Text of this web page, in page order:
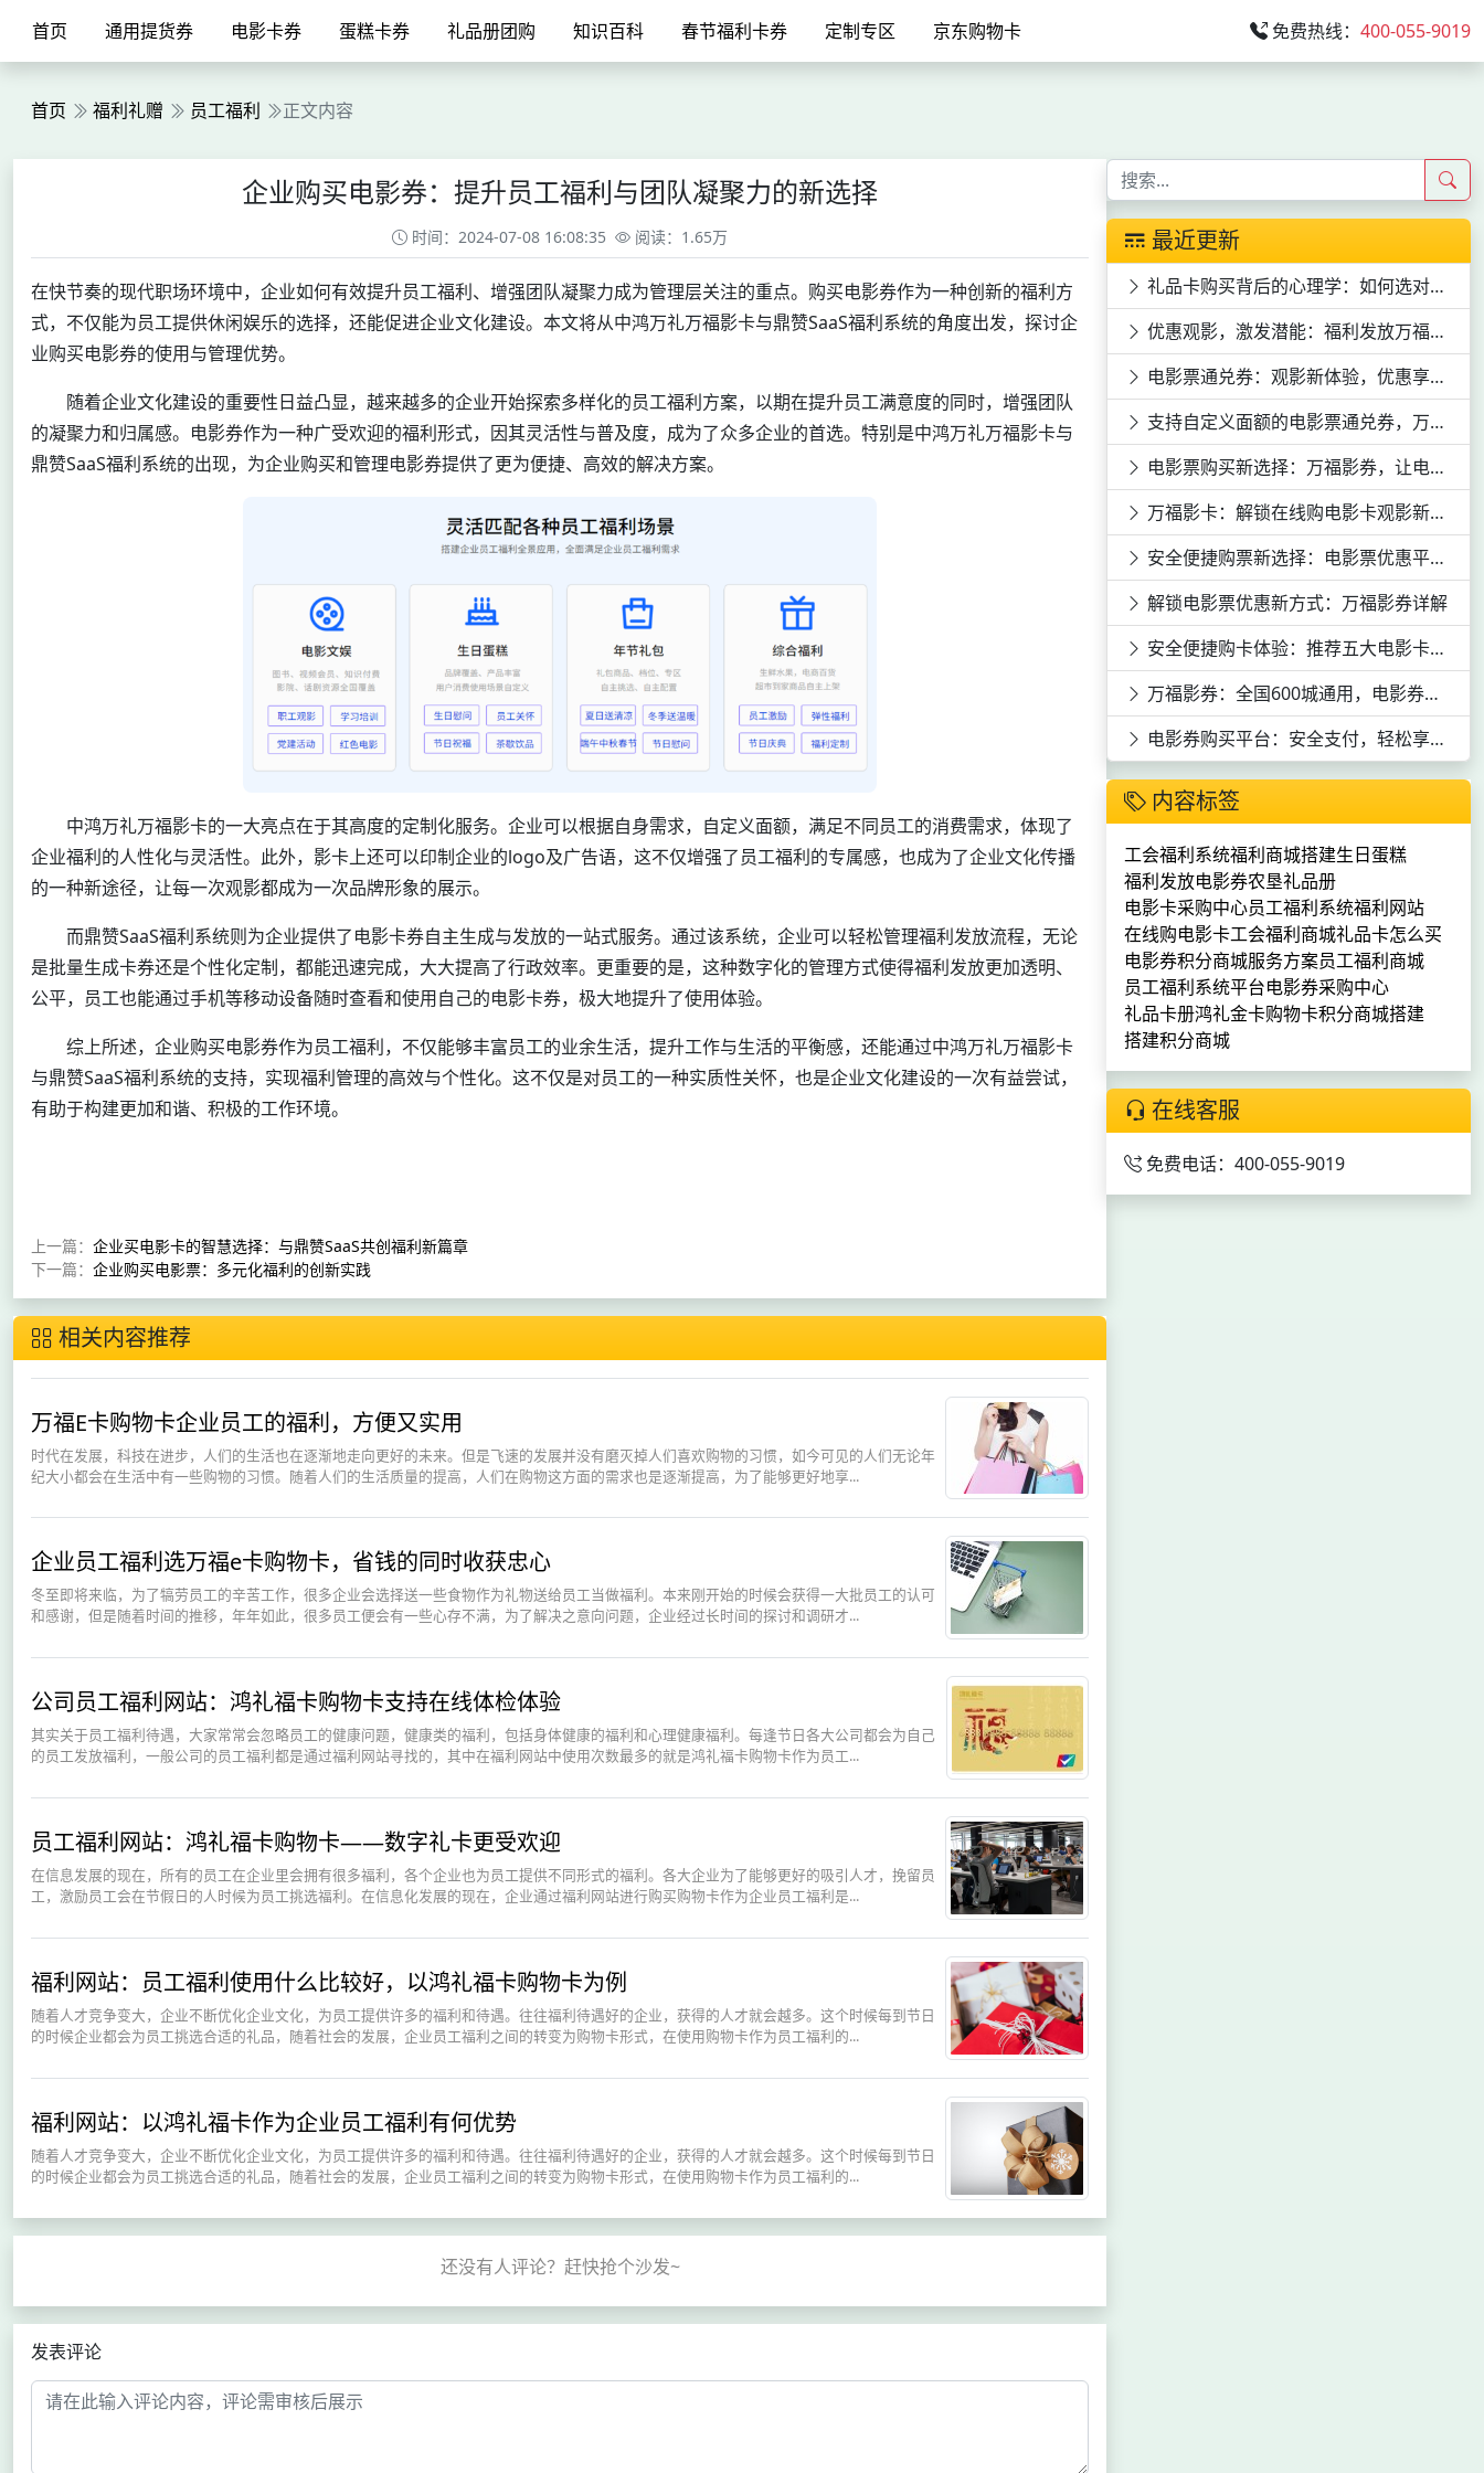
首页 通用提货券 电影卡券 蛋糕卡券 礼品册团购 知识百科 春节福利卡券 定制专区 京东购物卡 免费热线： 400-055-9019
首页 福利礼赠 员工福利 正文内容
企业购买电影券：提升员工福利与团队凝聚力的新选择
时间：2024-07-08 16:08:35 阅读：1.65万
在快节奏的现代职场环境中，企业如何有效提升员工福利、增强团队凝聚力成为管理层关注的重点。购买电影券作为一种创新的福利方
式，不仅能为员工提供休闲娱乐的选择，还能促进企业文化建设。本文将从中鸿万礼万福影卡与鼎赞SaaS福利系统的角度出发，探讨企
业购买电影券的使用与管理优势。
随着企业文化建设的重要性日益凸显，越来越多的企业开始探索多样化的员工福利方案，以期在提升员工满意度的同时，增强团队
的凝聚力和归属感。电影券作为一种广受欢迎的福利形式，因其灵活性与普及度，成为了众多企业的首选。特别是中鸿万礼万福影卡与
鼎赞SaaS福利系统的出现，为企业购买和管理电影券提供了更为便捷、高效的解决方案。
中鸿万礼万福影卡的一大亮点在于其高度的定制化服务。企业可以根据自身需求，自定义面额，满足不同员工的消费需求，体现了
企业福利的人性化与灵活性。此外，影卡上还可以印制企业的logo及广告语，这不仅增强了员工福利的专属感，也成为了企业文化传播
的一种新途径，让每一次观影都成为一次品牌形象的展示。
而鼎赞SaaS福利系统则为企业提供了电影卡券自主生成与发放的一站式服务。通过该系统，企业可以轻松管理福利发放流程，无论
是批量生成卡券还是个性化定制，都能迅速完成，大大提高了行政效率。更重要的是，这种数字化的管理方式使得福利发放更加透明、
公平，员工也能通过手机等移动设备随时查看和使用自己的电影卡券，极大地提升了使用体验。
综上所述，企业购买电影券作为员工福利，不仅能够丰富员工的业余生活，提升工作与生活的平衡感，还能通过中鸿万礼万福影卡
与鼎赞SaaS福利系统的支持，实现福利管理的高效与个性化。这不仅是对员工的一种实质性关怀，也是企业文化建设的一次有益尝试，
有助于构建更加和谐、积极的工作环境。
上一篇： 企业买电影卡的智慧选择：与鼎赞SaaS共创福利新篇章
下一篇： 企业购买电影票：多元化福利的创新实践
相关内容推荐
万福E卡购物卡企业员工的福利，方便又实用
时代在发展，科技在进步，人们的生活也在逐渐地走向更好的未来。但是飞速的发展并没有磨灭掉人们喜欢购物的习惯，如今可见的人们无论年
纪大小都会在生活中有一些购物的习惯。随着人们的生活质量的提高，人们在购物这方面的需求也是逐渐提高，为了能够更好地享...
企业员工福利选万福e卡购物卡，省钱的同时收获忠心
冬至即将来临，为了犒劳员工的辛苦工作，很多企业会选择送一些食物作为礼物送给员工当做福利。本来刚开始的时候会获得一大批员工的认可
和感谢，但是随着时间的推移，年年如此，很多员工便会有一些心存不满，为了解决之意向问题，企业经过长时间的探讨和调研才...
公司员工福利网站：鸿礼福卡购物卡支持在线体检体验
其实关于员工福利待遇，大家常常会忽略员工的健康问题，健康类的福利，包括身体健康的福利和心理健康福利。每逢节日各大公司都会为自己
的员工发放福利，一般公司的员工福利都是通过福利网站寻找的，其中在福利网站中使用次数最多的就是鸿礼福卡购物卡作为员工...
员工福利网站：鸿礼福卡购物卡——数字礼卡更受欢迎
在信息发展的现在，所有的员工在企业里会拥有很多福利，各个企业也为员工提供不同形式的福利。各大企业为了能够更好的吸引人才，挽留员
工，激励员工会在节假日的人时候为员工挑选福利。在信息化发展的现在，企业通过福利网站进行购买购物卡作为企业员工福利是...
福利网站：员工福利使用什么比较好，以鸿礼福卡购物卡为例
随着人才竞争变大，企业不断优化企业文化，为员工提供许多的福利和待遇。往往福利待遇好的企业，获得的人才就会越多。这个时候每到节日
的时候企业都会为员工挑选合适的礼品，随着社会的发展，企业员工福利之间的转变为购物卡形式，在使用购物卡作为员工福利的...
福利网站：以鸿礼福卡作为企业员工福利有何优势
随着人才竞争变大，企业不断优化企业文化，为员工提供许多的福利和待遇。往往福利待遇好的企业，获得的人才就会越多。这个时候每到节日
的时候企业都会为员工挑选合适的礼品，随着社会的发展，企业员工福利之间的转变为购物卡形式，在使用购物卡作为员工福利的...
发表评论
最近更新
礼品卡购买背后的心理学：如何选对心意
优惠观影，激发潜能：福利发放万福影券电影次券的员工激励效应
电影票通兑券：观影新体验，优惠享不停
支持自定义面额的电影票通兑券，万福影券等你来领
电影票购买新选择：万福影券，让电影票购买更便捷
万福影卡：解锁在线购电影卡观影新体验
安全便捷购票新选择：电影票优惠平台深度剖析
解锁电影票优惠新方式：万福影券详解
安全便捷购卡体验：推荐五大电影卡平台
万福影券：全国600城通用，电影券购买平台推荐
电影券购买平台：安全支付，轻松享受全国10000+影院资源
内容标签
工会福利系统福利商城搭建生日蛋糕
福利发放电影券农垦礼品册
电影卡采购中心员工福利系统福利网站
在线购电影卡工会福利商城礼品卡怎么买
电影券积分商城服务方案员工福利商城
员工福利系统平台电影券采购中心
礼品卡册鸿礼金卡购物卡积分商城搭建
搭建积分商城
在线客服
免费电话：400-055-9019